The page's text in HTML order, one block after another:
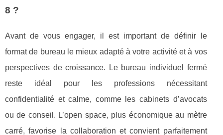
8 ?
Avant de vous engager, il est important de définir le
format de bureau le mieux adapté à votre activité et à vos
perspectives de croissance. Le bureau individuel fermé
reste idéal pour les professions nécessitant
confidentialité et calme, comme les cabinets d’avocats
ou de conseil. L’open space, plus économique au mètre
carré, favorise la collaboration et convient parfaitement